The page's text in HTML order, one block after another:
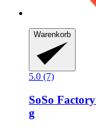
Warenkorb
5.0 (7)
SoSo Factory
g